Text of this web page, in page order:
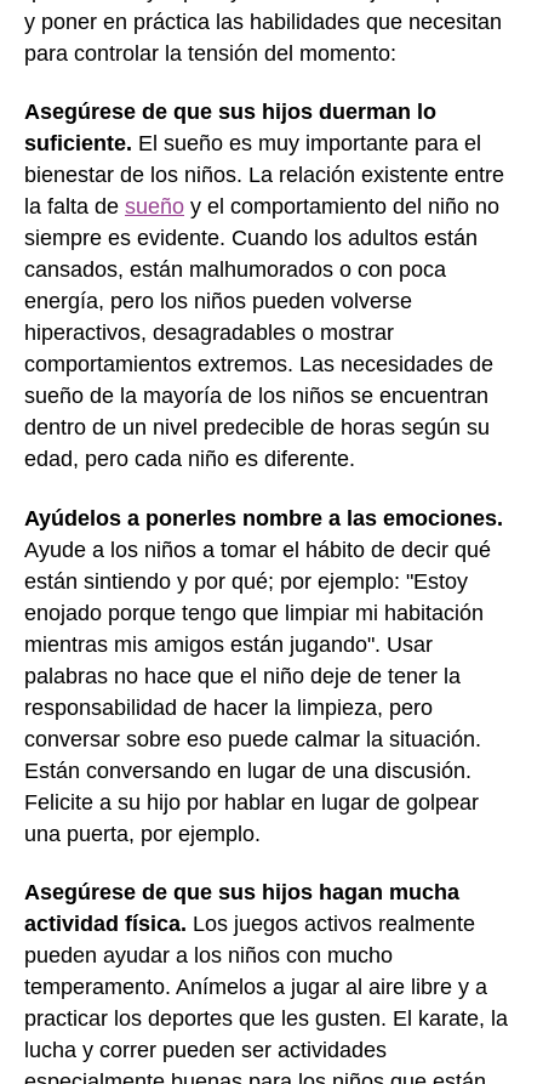
y poner en práctica las habilidades que necesitan
para controlar la tensión del momento:
Asegúrese de que sus hijos duerman lo
suficiente. El sueño es muy importante para el
bienestar de los niños. La relación existente entre
la falta de sueño y el comportamiento del niño no
siempre es evidente. Cuando los adultos están
cansados, están malhumorados o con poca
energía, pero los niños pueden volverse
hiperactivos, desagradables o mostrar
comportamientos extremos. Las necesidades de
sueño de la mayoría de los niños se encuentran
dentro de un nivel predecible de horas según su
edad, pero cada niño es diferente.
Ayúdelos a ponerles nombre a las emociones.
Ayude a los niños a tomar el hábito de decir qué
están sintiendo y por qué; por ejemplo: "Estoy
enojado porque tengo que limpiar mi habitación
mientras mis amigos están jugando". Usar
palabras no hace que el niño deje de tener la
responsabilidad de hacer la limpieza, pero
conversar sobre eso puede calmar la situación.
Están conversando en lugar de una discusión.
Felicite a su hijo por hablar en lugar de golpear
una puerta, por ejemplo.
Asegúrese de que sus hijos hagan mucha
actividad física. Los juegos activos realmente
pueden ayudar a los niños con mucho
temperamento. Anímelos a jugar al aire libre y a
practicar los deportes que les gusten. El karate, la
lucha y correr pueden ser actividades